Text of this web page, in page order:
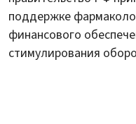
поддержке
финансового
стимулирования